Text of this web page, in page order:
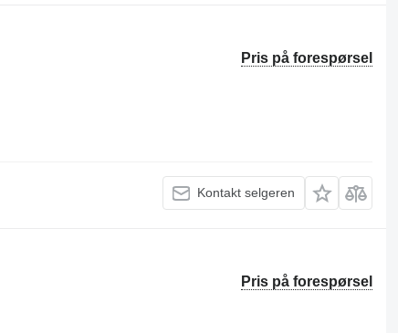
Pris på forespørsel
Kontakt selgeren
Pris på forespørsel